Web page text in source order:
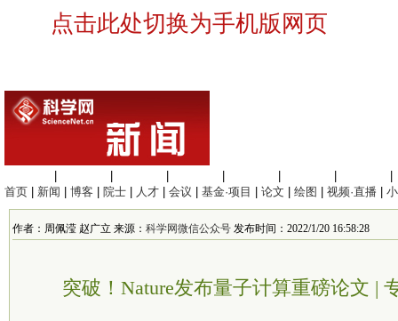
点击此处切换为手机版网页
首页
新闻 博客 院士 人才 会议 基金·项目 论文 绘图 视频·直播
作者：周佩滢 赵广立 来源： 科学网微信公众号 发布时间：2022/1/20 16:58:28
突破！Nature发布量子计算重磅论文 |